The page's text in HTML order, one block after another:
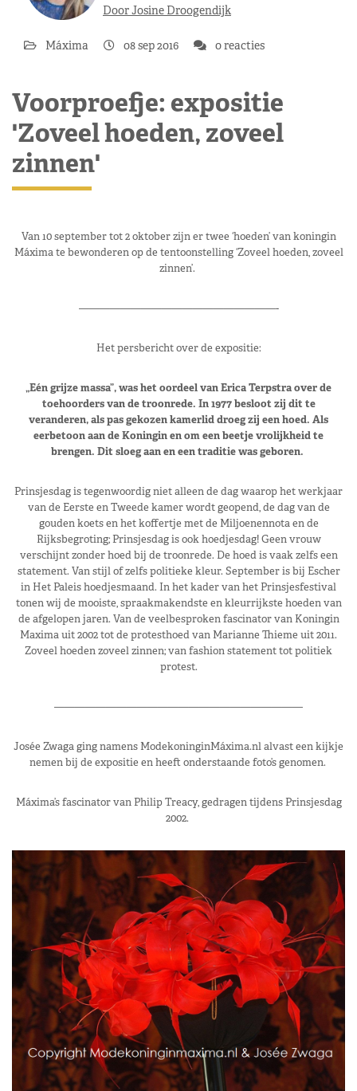
Door Josine Droogendijk
Máxima 08 sep 2016 0 reacties
Voorproefje: expositie
'Zoveel hoeden, zoveel
zinnen'
Van 10 september tot 2 oktober zijn er twee ‘hoeden’ van koningin
Máxima te bewonderen op de tentoonstelling ‘Zoveel hoeden, zoveel
zinnen’.
———————————————————-
Het persbericht over de expositie:
„Eén grijze massa”, was het oordeel van Erica Terpstra over de
toehoorders van de troonrede. In 1977 besloot zij dit te
veranderen, als pas gekozen kamerlid droeg zij een hoed. Als
eerbetoon aan de Koningin en om een beetje vrolijkheid te
brengen. Dit sloeg aan en een traditie was geboren.
Prinsjesdag is tegenwoordig niet alleen de dag waarop het werkjaar
van de Eerste en Tweede kamer wordt geopend, de dag van de
gouden koets en het koffertje met de Miljoenennota en de
Rijksbegroting; Prinsjesdag is ook hoedjesdag! Geen vrouw
verschijnt zonder hoed bij de troonrede. De hoed is vaak zelfs een
statement. Van stijl of zelfs politieke kleur. September is bij Escher
in Het Paleis hoedjesmaand. In het kader van het Prinsjesfestival
tonen wij de mooiste, spraakmakendste en kleurrijkste hoeden van
de afgelopen jaren. Van de veelbesproken fascinator van Koningin
Maxima uit 2002 tot de protesthoed van Marianne Thieme uit 2011.
Zoveel hoeden zoveel zinnen; van fashion statement tot politiek
protest.
————————————————————————
Josée Zwaga ging namens ModekoninginMáxima.nl alvast een kijkje
nemen bij de expositie en heeft onderstaande foto’s genomen.
Máxima’s fascinator van Philip Treacy, gedragen tijdens Prinsjesdag
2002.